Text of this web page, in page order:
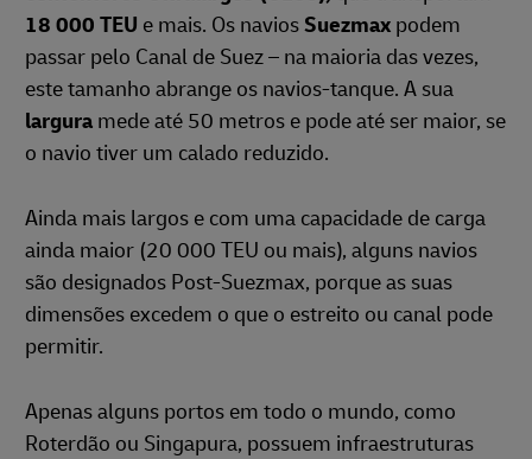
18 000 TEU e mais. Os naviosSuezmax podem
passar pelo Canal de Suez – na maioria das vezes,
este tamanho abrange os navios-tanque. A sua
largura mede até 50 metros e pode até ser maior, se
o navio tiver um calado reduzido.
Ainda mais largos e com uma capacidade de carga
ainda maior (20 000 TEU ou mais), alguns navios
são designados Post-Suezmax, porque as suas
dimensões excedem o que o estreito ou canal pode
permitir.
Apenas alguns portos em todo o mundo, como
Roterdão ou Singapura, possuem infraestruturas